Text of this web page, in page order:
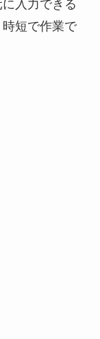
入力できる
短で作業で